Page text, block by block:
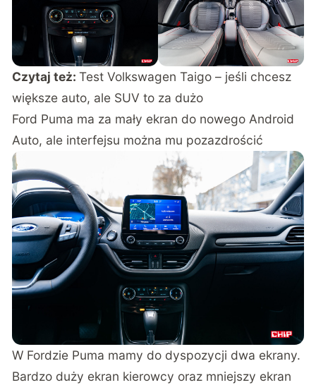
Czytaj też:Test Volkswagen Taigo – jeśli chcesz
większe auto, ale SUV to za dużo
Ford Puma ma za mały ekran do nowego Android
Auto, ale interfejsu można mu pozazdrościć
W Fordzie Puma mamy do dyspozycji dwa ekrany.
Bardzo duży ekran kierowcy oraz mniejszy ekran